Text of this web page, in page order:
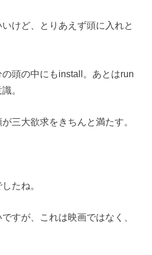
いけど、とりあえず頭に入れと
頭の中にもinstall。あとはrun
。
三大欲求をきちんと満たす。
たね。
すが、これは映画ではなく、